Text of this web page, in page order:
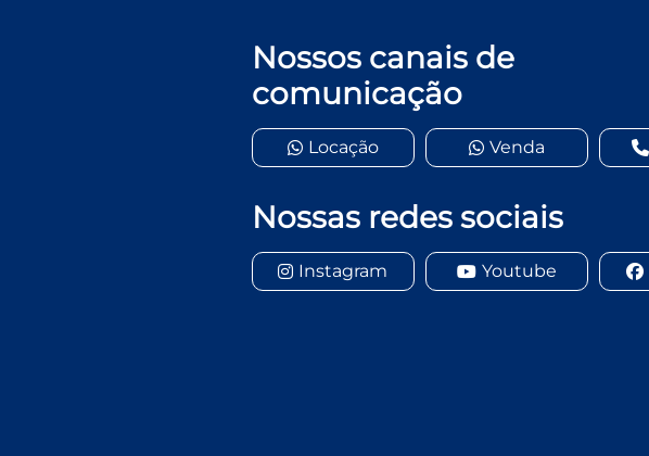
Nossos canais de
comunicação
Locação Venda
Nossas redes sociais
Instagram Youtube